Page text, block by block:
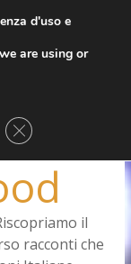
corte
solo
il
racconti che
d'uso e
are using or
Close GDPR